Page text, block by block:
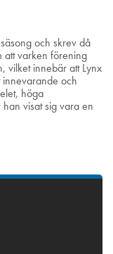
och skrev då
att varken förening
vilket innebär att Lynx
och
höga
visat sig vara en